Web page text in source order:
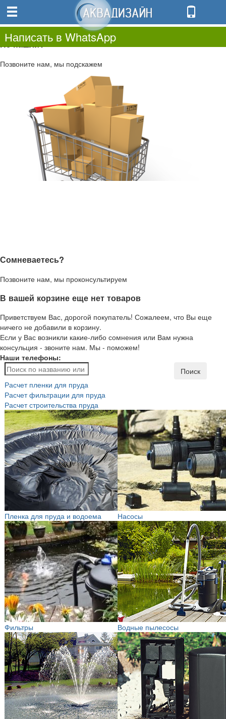
0.00
0
Не нашли?
Позвоните нам, мы подскажем
Сомневаетесь?
Позвоните нам, мы проконсультируем
В вашей корзине еще нет товаров
Приветствуем Вас, дорогой покупатель! Сожалеем, что Вы еще
ничего не добавили в корзину.
Если у Вас возникли какие-либо сомнения или Вам нужна
консульция - звоните нам. Мы - поможем!
Наши телефоны:
Написать в WhatsApp
Поиск
Расчет пленки для пруда
Расчет фильтрации для пруда
Расчет строительства пруда
Пленка для пруда и водоема Насосы
Фильтры Водные пылесосы